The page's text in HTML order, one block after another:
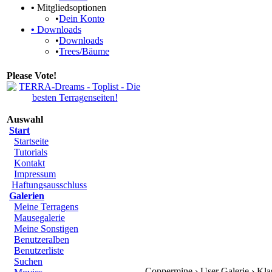
• Mitgliedsoptionen
•Dein Konto
• Downloads
•Downloads
•Trees/Bäume
Please Vote!
Auswahl
Start
Startseite
Tutorials
Kontakt
Impressum
Haftungsausschluss
Galerien
Meine Terragens
Mausegalerie
Meine Sonstigen
Benutzeralben
Benutzerliste
Suchen